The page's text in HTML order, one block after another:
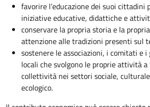
favorire l’educazione dei suoi cittadini
iniziative educative, didattiche e
conservare la propria storia e la
attenzione alle tradizioni presenti sul
sostenere le associazioni, i comitati e
locali che svolgono le proprie attività
collettività nei settori sociale,
ecologico.